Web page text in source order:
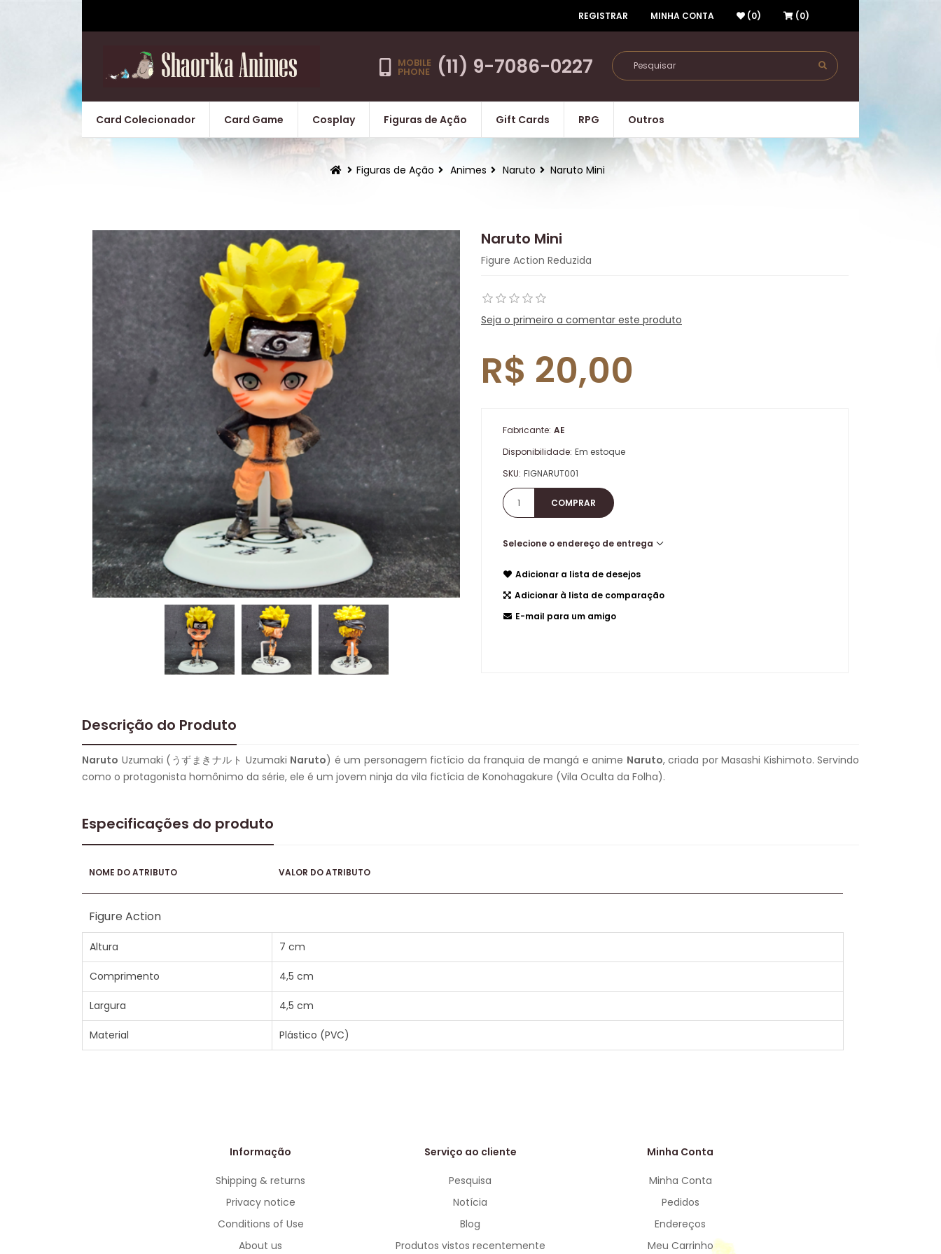
REGISTRAR MINHA CONTA (0) (0)
MOBILE
PHONE (11) 9-7086-0227
Card Colecionador Card Game Cosplay Figuras de Ação Gift Cards RPG Outros
Figuras de Ação Animes Naruto Naruto Mini
Naruto Mini
Figure Action Reduzida
Seja o primeiro a comentar este produto
R$ 20,00
Fabricante: AE
Disponibilidade: Em estoque
SKU: FIGNARUT001
Selecione o endereço de entrega
Adicionar a lista de desejos
Adicionar à lista de comparação
E-mail para um amigo
Descrição do Produto
Naruto Uzumaki (うずまきナルト Uzumaki Naruto) é um personagem fictício da franquia de mangá e anime Naruto, criada por Masashi Kishimoto. Servindo
como o protagonista homônimo da série, ele é um jovem ninja da vila fictícia de Konohagakure (Vila Oculta da Folha).
Especificações do produto
NOME DO ATRIBUTO VALOR DO ATRIBUTO
Figure Action
Altura 7 cm
Comprimento 4,5 cm
Largura 4,5 cm
Material Plástico (PVC)
Informação
Shipping & returns
Privacy notice
Conditions of Use
About us
Serviço ao cliente
Pesquisa
Notícia
Blog
Produtos vistos recentemente
Minha Conta
Minha Conta
Pedidos
Endereços
Meu Carrinho